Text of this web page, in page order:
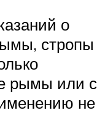
о
стропы
рымы или с
не